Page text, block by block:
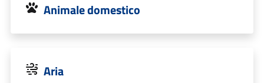
Animale domestico
Aria